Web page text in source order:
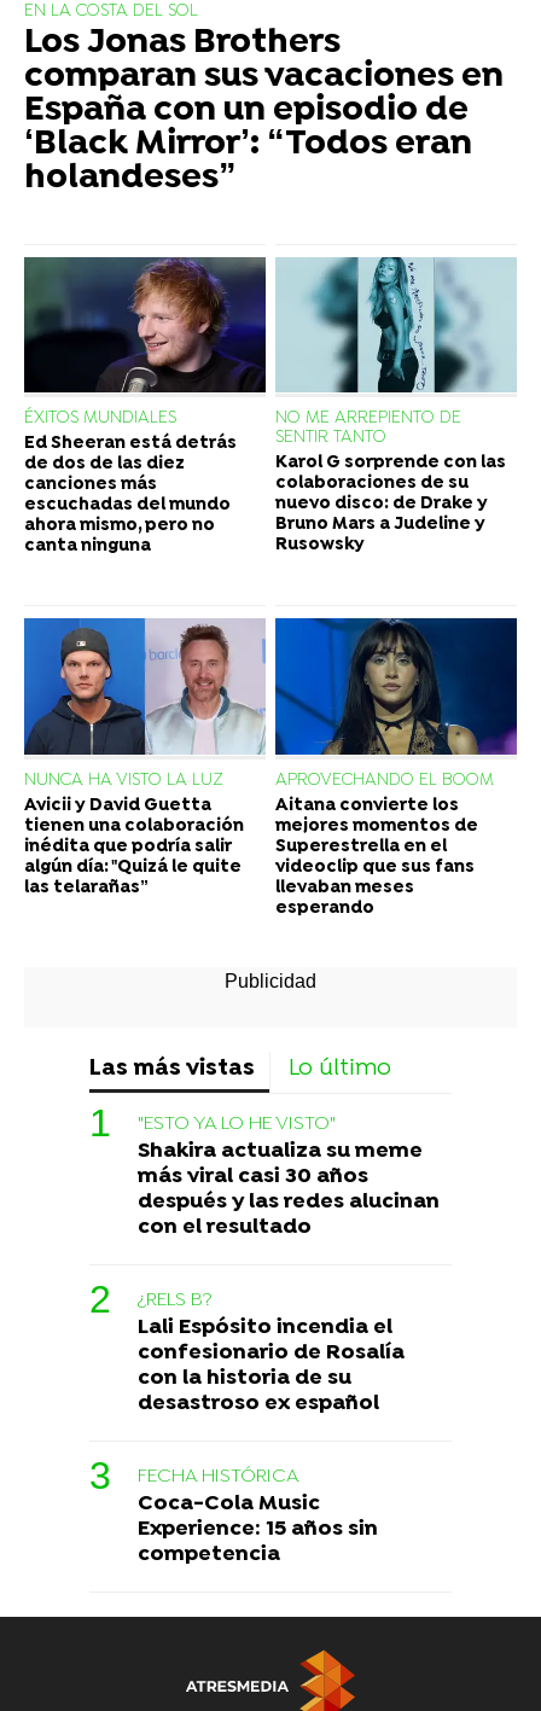
EN LA COSTA DEL SOL
Los Jonas Brothers
comparan sus vacaciones en
España con un episodio de
‘Black Mirror’: “Todos eran
holandeses”
ÉXITOS MUNDIALES
Ed Sheeran está detrás
de dos de las diez
canciones más
escuchadas del mundo
ahora mismo, pero no
canta ninguna
NO ME ARREPIENTO DE
SENTIR TANTO
Karol G sorprende con las
colaboraciones de su
nuevo disco: de Drake y
Bruno Mars a Judeline y
Rusowsky
NUNCA HA VISTO LA LUZ
Avicii y David Guetta
tienen una colaboración
inédita que podría salir
algún día: "Quizá le quite
las telarañas”
APROVECHANDO EL BOOM
Aitana convierte los
mejores momentos de
Superestrella en el
videoclip que sus fans
llevaban meses
esperando
Las más vistas Lo último
"ESTO YA LO HE VISTO"
Shakira actualiza su meme
más viral casi 30 años
después y las redes alucinan
con el resultado
¿RELS B?
Lali Espósito incendia el
confesionario de Rosalía
con la historia de su
desastroso ex español
FECHA HISTÓRICA
Coca-Cola Music
Experience: 15 años sin
competencia